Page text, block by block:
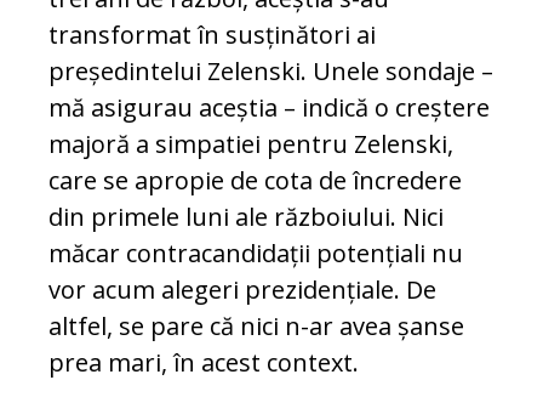
transformat în susținători ai
președintelui Zelenski. Unele sondaje –
mă asigurau aceștia – indică o creștere
majoră a simpatiei pentru Zelenski,
care se apropie de cota de încredere
din primele luni ale războiului. Nici
măcar contracandidații potențiali nu
vor acum alegeri prezidențiale. De
altfel, se pare că nici n-ar avea șanse
prea mari, în acest context.